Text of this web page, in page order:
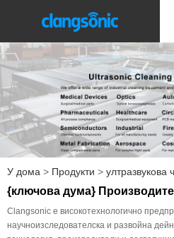
У дома > Продукти > ултразвукова
{ключова дума}
Clangsonic е високотехнологично
научноизследователска и развойна